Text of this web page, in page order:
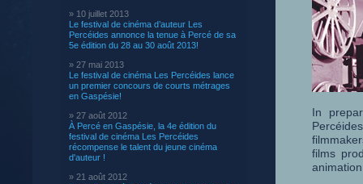
» 10 juillet 2013
Le festival de cinéma d’auteur Les
Percéides annonce la tenue à Percé de sa
5e édition du 28 au 30 août 2013!
» 27 mai 2013
Le festival de cinéma Les Percéides lance
un premier concours de courts métrages
en Gaspésie!
» 27 août 2012
À Percé en Gaspésie, la 4e édition du
festival de cinéma Les Percéides
récompense le talent du jeune cinéma
d'auteur !
» 21 août 2012
In
films